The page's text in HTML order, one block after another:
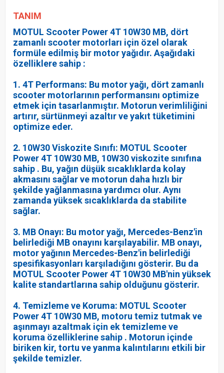
TANIM
MOTUL Scooter Power 4T 10W30 MB, dört
zamanlı scooter motorları için özel olarak
formüle edilmiş bir motor yağıdır. Aşağıdaki
özelliklere sahip :
1. 4T Performans: Bu motor yağı, dört zamanlı
scooter motorlarının performansını optimize
etmek için tasarlanmıştır. Motorun verimliliğini
artırır, sürtünmeyi azaltır ve yakıt tüketimini
optimize eder.
2. 10W30 Viskozite Sınıfı: MOTUL Scooter
Power 4T 10W30 MB, 10W30 viskozite sınıfına
sahip . Bu, yağın düşük sıcaklıklarda kolay
akmasını sağlar ve motorun daha hızlı bir
şekilde yağlanmasına yardımcı olur. Aynı
zamanda yüksek sıcaklıklarda da stabilite
sağlar.
3. MB Onayı: Bu motor yağı, Mercedes-Benz'in
belirlediği MB onayını karşılayabilir. MB onayı,
motor yağının Mercedes-Benz'in belirlediği
spesifikasyonları karşıladığını gösterir. Bu da
MOTUL Scooter Power 4T 10W30 MB'nin yüksek
kalite standartlarına sahip olduğunu gösterir.
4. Temizleme ve Koruma: MOTUL Scooter
Power 4T 10W30 MB, motoru temiz tutmak ve
aşınmayı azaltmak için ek temizleme ve
koruma özelliklerine sahip . Motorun içinde
biriken kir, tortu ve yanma kalıntılarını etkili bir
şekilde temizler.